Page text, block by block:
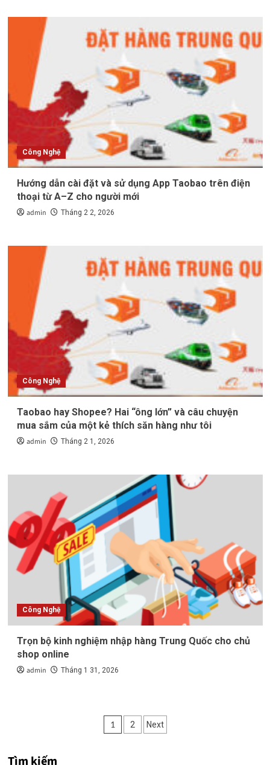
Công Nghệ
Hướng dẫn cài đặt và sử dụng App Taobao trên điện
thoại từ A–Z cho người mới
admin Tháng 2 2, 2026
Công Nghệ
Taobao hay Shopee? Hai “ông lớn” và câu chuyện
mua sắm của một kẻ thích săn hàng như tôi
admin Tháng 2 1, 2026
Công Nghệ
Trọn bộ kinh nghiệm nhập hàng Trung Quốc cho chủ
shop online
admin Tháng 1 31, 2026
Phân
1 2 Next
Tìm kiếm